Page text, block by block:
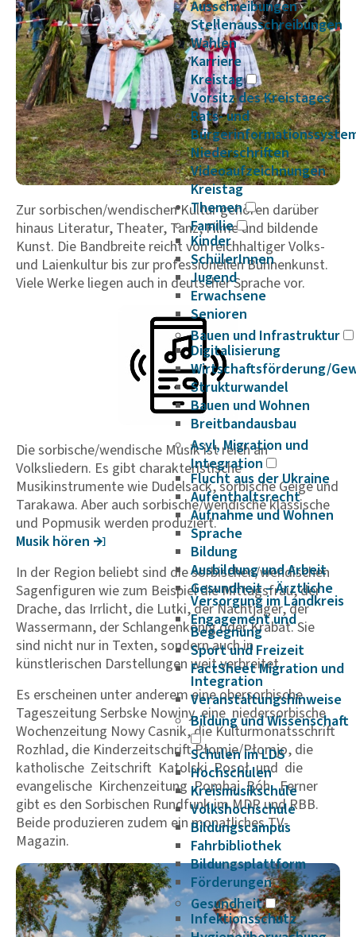
Ausschreibungen
Stellenausschreibungen
Wahlen
Karriere
Kreistag
Vorsitz des Kreistages
Rats- und
Niederschriften
Videoaufzeichnungen
Kreistag
Themen
Familie
Kinder
SchülerInnen
Jugend
Erwachsene
Senioren
Bauen und Infrastruktur
Digitalisierung
Wirtschaftsförderung/
Strukturwandel
Bauen und Wohnen
Breitbandausbau
Asyl, Migration und
Integration
Flucht aus der Ukraine
Aufenthaltsrecht
Aufnahme und Wohnen
Sprache
Bildung
Ausbildung und Arbeit
Gesundheit – Ärztliche
Versorgung im Landkreis
Engagement und
Begegnung
Sport und Freizeit
FactSheet Migration und
Integration
Veranstaltungshinweise
Bildung und Wissenschaft
Schulen im LDS
Hochschulen
Kreismusikschule
Volkshochschule
Bildungscampus
Fahrbibliothek
Bildungsplattform
Förderungen
Gesundheit
Infektionsschutz
Zur sorbischen/wendischen Kultur gehören darüber
hinaus Literatur, Theater, Tanz, Filme und bildende
Kunst. Die Bandbreite reicht von reichhaltiger Volks-
und Laienkultur bis zur professionellen Bühnenkunst.
Viele Werke liegen auch in deutscher Sprache vor.
Die sorbische/wendische Musik ist reich an
Volksliedern. Es gibt charakteristische
Musikinstrumente wie Dudelsack, sorbische Geige und
Tarakawa. Aber auch sorbische/wendische klassische
und Popmusik werden produziert.
Musik hören
In der Region beliebt sind die sorbischen/wendischen
Sagenfiguren wie zum Beispiel die Mittagsfrau, der
Drache, das Irrlicht, die Lutki, der Nachtjäger, der
Wassermann, der Schlangenkönig oder Krabat. Sie
sind nicht nur in Texten, sondern auch in
künstlerischen Darstellungen weit verbreitet.
Es erscheinen unter anderem eine obersorbische
Tageszeitung Serbske Nowiny, eine niedersorbische
Wochenzeitung Nowy Casnik, die Kulturmonatsschrift
Rozhlad, die Kinderzeitschrift Płomje/Płomjo, die
katholische Zeitschrift Katolski Posoł und die
evangelische Kirchenzeitung Pomhaj Bóh. Ferner
gibt es den Sorbischen Rundfunk im MDR und RBB.
Beide produzieren zudem ein monatliches TV-
Magazin.